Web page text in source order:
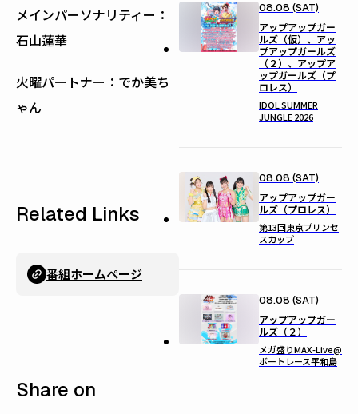
メインパーソナリティー：
石山蓮華
火曜パートナー：でか美ち
ゃん
Related Links
番組ホームページ
Share on
08.08 (SAT)
アップアップガー
ルズ（仮）、アッ
プアップガールズ
（２）、アップア
ップガールズ（プ
ロレス）
IDOL SUMMER
JUNGLE 2026
08.08 (SAT)
アップアップガー
ルズ（プロレス）
第13回東京プリンセ
スカップ
08.08 (SAT)
アップアップガー
ルズ（２）
メガ盛りMAX-Live@
ボートレース平和島